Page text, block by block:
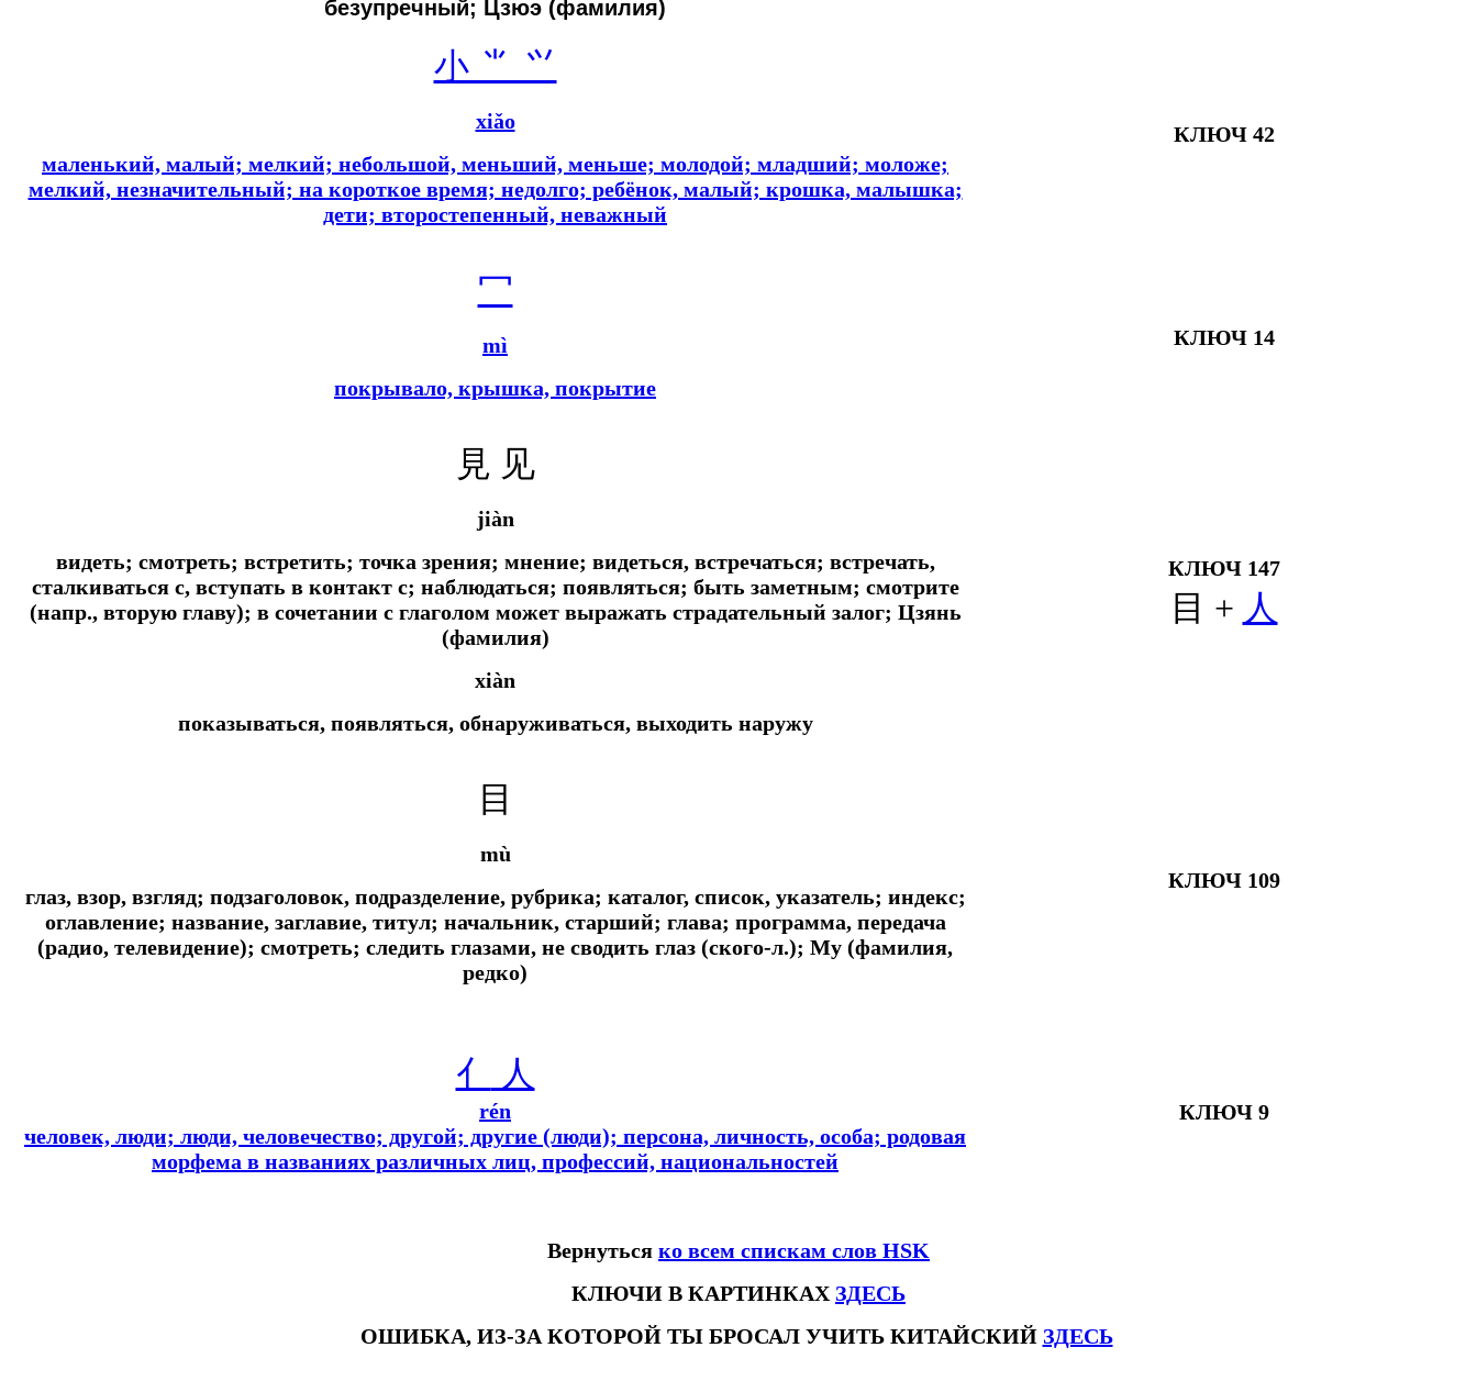
безупречный; Цзюэ (фамилия)
小 ⺌ ⺍
xiǎo
маленький, малый; мелкий; небольшой, меньший, меньше; молодой; младший; моложе;
мелкий, незначительный; на короткое время; недолго; ребёнок, малый; крошка, малышка;
дети; второстепенный, неважный
КЛЮЧ 42
冖
mì
покрывало, крышка, покрытие
КЛЮЧ 14
見 见
jiàn
видеть; смотреть; встретить; точка зрения; мнение; видеться, встречаться; встречать,
сталкиваться с, вступать в контакт с; наблюдаться; появляться; быть заметным; смотрите
(напр., вторую главу); в сочетании с глаголом может выражать страдательный залог; Цзянь
(фамилия)
xiàn
показываться, появляться, обнаруживаться, выходить наружу
КЛЮЧ 147
目 + 人
目
mù
глаз, взор, взгляд; подзаголовок, подразделение, рубрика; каталог, список, указатель; индекс;
оглавление; название, заглавие, титул; начальник, старший; глава; программа, передача
(радио, телевидение); смотреть; следить глазами, не сводить глаз (ского-л.); Му (фамилия,
редко)
КЛЮЧ 109
亻 人
rén
человек, люди; люди, человечество; другой; другие (люди); персона, личность, особа; родовая
морфема в названиях различных лиц, профессий, национальностей
КЛЮЧ 9
Вернуться ко всем спискам слов HSK
КЛЮЧИ В КАРТИНКАХ ЗДЕСЬ
ОШИБКА, ИЗ-ЗА КОТОРОЙ ТЫ БРОСАЛ УЧИТЬ КИТАЙСКИЙ ЗДЕСЬ